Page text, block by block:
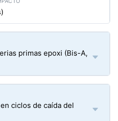
primas epoxi (Bis-A,
ciclos de caída del